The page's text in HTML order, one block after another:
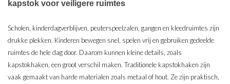
kapstok voor veiligere ruimtes
Scholen, kinderdagverblijven, peuterspeelzalen, gangen en kleedruimtes zijn
drukke plekken. Kinderen bewegen snel, spelen vrij en gebruiken gedeelde
ruimtes de hele dag door. Daarom kunnen kleine details, zoals
kapstokhaken, een groot verschil maken. Traditionele kapstokhaken zijn
vaak gemaakt van harde materialen zoals metaal of hout. Ze zijn praktisch,